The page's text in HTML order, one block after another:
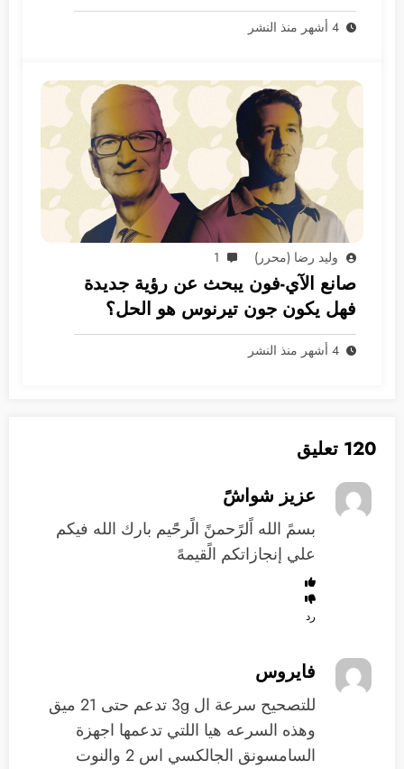
4 أشهر منذ النشر
وليد رضا (محرر) 1
صانع الآي-فون يبحث عن رؤية جديدة
فهل يكون جون تيرنوس هو الحل؟
4 أشهر منذ النشر
120 تعليق
عزيز شواشً
بسمً الله اًلرًحمنً الًرحًًيم بارك الله فيكم
علي إنجازاتكم الًقيمهً
رد
فايروس
للتصحيح سرعة ال 3g تدعم حتى 21 ميق
وهذه السرعه هيا اللتي تدعمها اجهزة
السامسونق الجالكسي اس 2 والنوت